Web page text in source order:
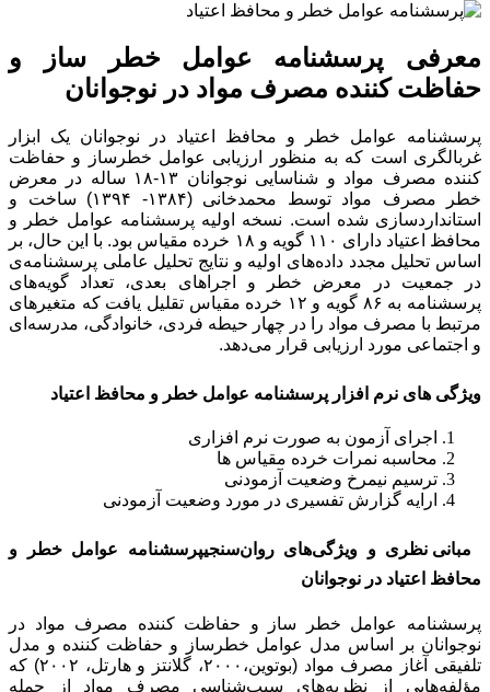
معرفی پرسشنامه‌ عوامل خطر ساز و
حفاظت کننده مصرف مواد در نوجوانان
پرسشنامه‌ عوامل خطر و محافظ اعتیاد در نوجوانان یک ابزار
غربالگری است که به منظور ارزیابی عوامل خطرساز و حفاظت
کننده مصرف مواد و شناسایی نوجوانان ۱۳-۱۸ ساله در معرض
خطر مصرف مواد توسط محمدخانی (۱۳۸۴- ۱۳۹۴) ساخت و
استانداردسازی شده است. نسخه اولیه پرسشنامه‌ عوامل خطر و
محافظ اعتیاد دارای ۱۱۰ گویه و ۱۸ خرده مقیاس بود. با این حال، بر
اساس تحلیل مجدد داده‌های اولیه و نتایج تحلیل عاملی پرسشنامه‌ی
در جمعیت در معرض خطر و اجراهای بعدی، تعداد گویه‌های
پرسشنامه به
تقلیل یافت که متغیرهای
مرتبط با مصرف مواد را در چهار حیطه فردی، خانوادگی، مدرسه‌ای
و اجتماعی مورد ارزیابی قرار می‌دهد.
ویژگی های نرم افزار پرسشنامه‌ عوامل خطر و محافظ اعتیاد
اجرای آزمون به صورت نرم افزاری
محاسبه نمرات خرده مقیاس ها
ترسیم نیمرخ وضعیت آزمودنی
ارایه گزارش تفسیری در مورد وضعیت آزمودنی
مبانی نظری و ویژگی‌های روان‌سنجیپرسشنامه‌ عوامل خطر و
محافظ اعتیاد در نوجوانان
پرسشنامه‌ عوامل خطر ساز و حفاظت کننده مصرف مواد در
نوجوانان بر اساس مدل عوامل خطرساز و حفاظت کننده و مدل
تلفیقی آغاز مصرف مواد (بوتوین،۲۰۰۰، گلانتز و هارتل، ۲۰۰۲) که
مؤلفه‌هایی از نظریه‌های سبب‌شناسی مصرف مواد از جمله